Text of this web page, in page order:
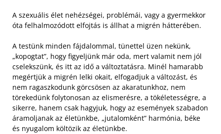
A szexuális élet nehézségei, problémái, vagy a gyermekkor
óta felhalmozódott elfojtás is állhat a migrén hátterében.
A testünk minden fájdalommal, tünettel üzen nekünk,
„kopogtat”, hogy figyeljünk már oda, mert valamit nem jól
cselekszünk, és itt az idő a változtatásra. Minél hamarabb
megértjük a migrén lelki okait, elfogadjuk a változást, és
nem ragaszkodunk görcsösen az akaratunkhoz, nem
törekedünk folytonosan az elismerésre, a tökéletességre, a
sikerre, hanem csak hagyjuk, hogy az események szabadon
áramoljanak az életünkbe, „jutalomként” harmónia, béke
és nyugalom költözik az életünkbe.